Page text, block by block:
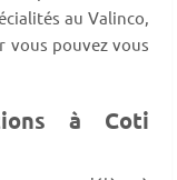
au Valinco,
vous pouvez vous
à Coti